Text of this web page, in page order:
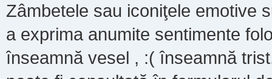
Zâmbetele sau iconiţele emotive
a exprima anumite sentimente
înseamnă vesel , :( înseamnă